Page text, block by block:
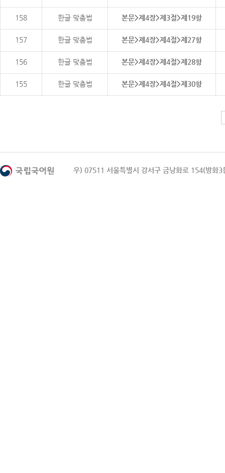
158 한글 맞춤법 본문>제4장>제3절>제19항
157 한글 맞춤법 본문>제4장>제4절>제27항
156 한글 맞춤법 본문>제4장>제4절>제28항
155 한글 맞춤법 본문>제4장>제4절>제30항
우) 07511 서울특별시 강서구 금낭화로 154(방화3